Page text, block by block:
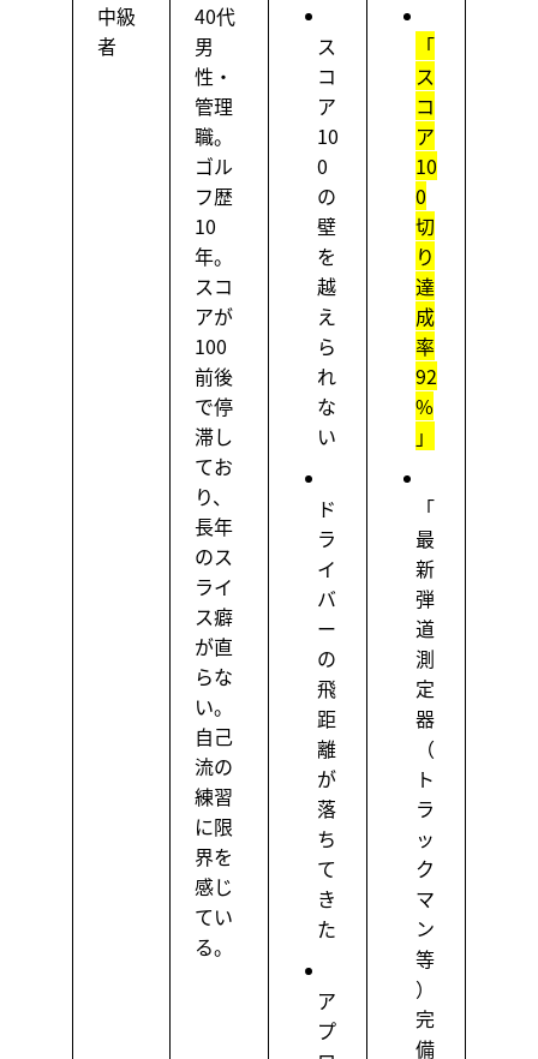
中級
者
40代
男
性・
管理
職。
ゴル
フ歴
10
年。
スコ
アが
100
前後
で停
滞し
てお
り、
長年
のス
ライ
ス癖
が直
らな
い。
自己
流の
練習
に限
界を
感じ
てい
る。
ス
コ
ア
10
0
の
壁
を
越
え
ら
れ
な
い
ド
ラ
イ
バ
ー
の
飛
距
離
が
落
ち
て
き
た
ア
プ
「
ス
コ
ア
10
0
切
り
達
成
率
92
%
」
「
最
新
弾
道
測
定
器
（
ト
ラ
ッ
ク
マ
ン
等
）
完
備